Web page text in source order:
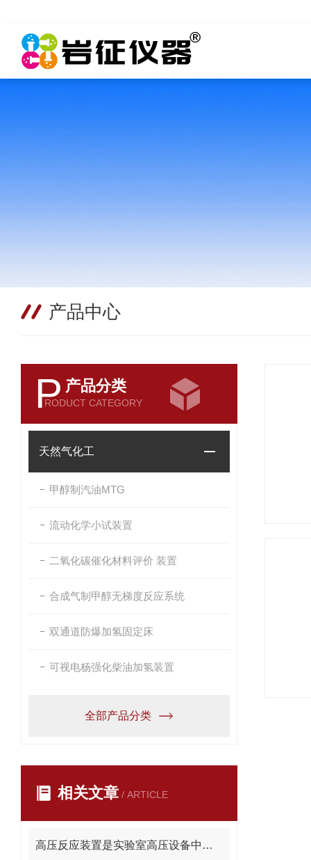
产品中心
P 产品分类
RODUCT CATEGORY
天然气化工
甲醇制汽油MTG
流动化学小试装置
二氧化碳催化材料评价 装置
合成气制甲醇无梯度反应系统
双通道防爆加氢固定床
可视电杨强化柴油加氢装置
全部产品分类
相关文章 / ARTICLE
高压反应装置是实验室高压设备中的占有率很高的产品